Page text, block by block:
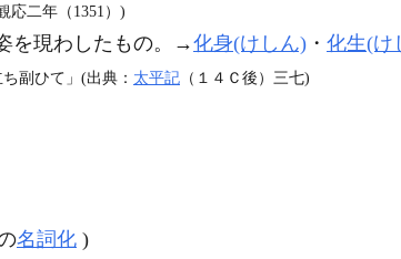
応二年（1351）)
を現わしたもの。→化身(けしん) ・ 化生(け
副ひて」(出典： 太平記 （１４Ｃ後）三七)
名詞化 )